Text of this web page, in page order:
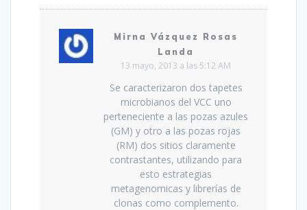
Mirna Vázquez Rosas
Landa
13 mayo, 2013 a las 5:12 AM
Se caracterizaron dos tapetes
microbianos del VCC uno
perteneciente a las pozas azules
(GM) y otro a las pozas rojas
(RM) dos sitios claramente
contrastantes, utilizando para
esto estrategias
metagenomicas y librerías de
clonas como complemento.